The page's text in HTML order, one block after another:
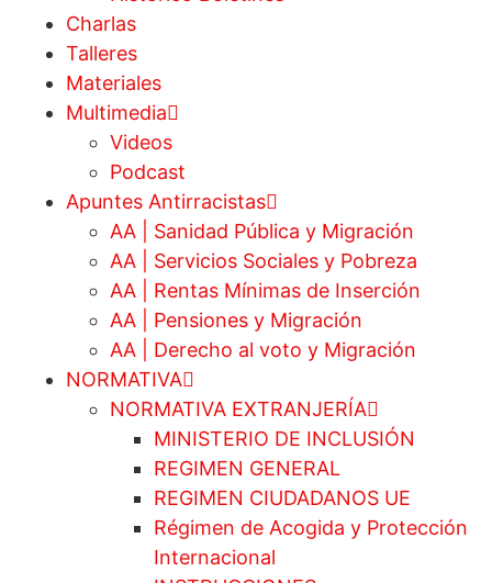
Charlas
Talleres
Materiales
Multimedia
Videos
Podcast
Apuntes Antirracistas
AA | Sanidad Pública y Migración
AA | Servicios Sociales y Pobreza
AA | Rentas Mínimas de Inserción
AA | Pensiones y Migración
AA | Derecho al voto y Migración
NORMATIVA
NORMATIVA EXTRANJERÍA
MINISTERIO DE INCLUSIÓN
REGIMEN GENERAL
REGIMEN CIUDADANOS UE
Régimen de Acogida y Protección
Internacional